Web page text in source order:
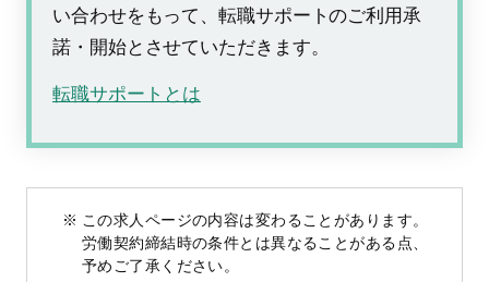
い合わせをもって、転職サポートのご利用承
諾・開始とさせていただきます。
転職サポートとは
この求人ページの内容は変わることがあります。
労働契約締結時の条件とは異なることがある点、
予めご了承ください。